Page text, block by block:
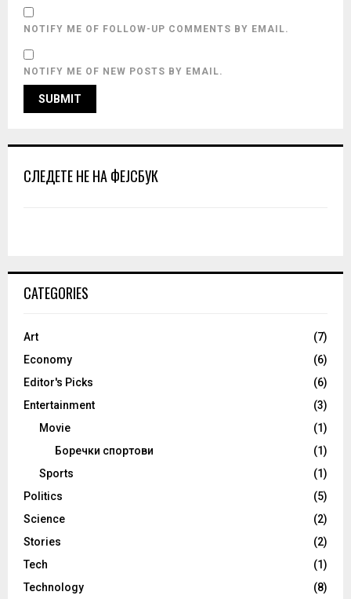
NOTIFY ME OF FOLLOW-UP COMMENTS BY EMAIL.
NOTIFY ME OF NEW POSTS BY EMAIL.
СЛЕДЕТЕ НЕ НА ФЕЈСБУК
CATEGORIES
Art
(7)
Economy
(6)
Editor's Picks
(6)
Entertainment
(3)
Movie
(1)
Боречки спортови
(1)
Sports
(1)
Politics
(5)
Science
(2)
Stories
(2)
Tech
(1)
Technology
(8)